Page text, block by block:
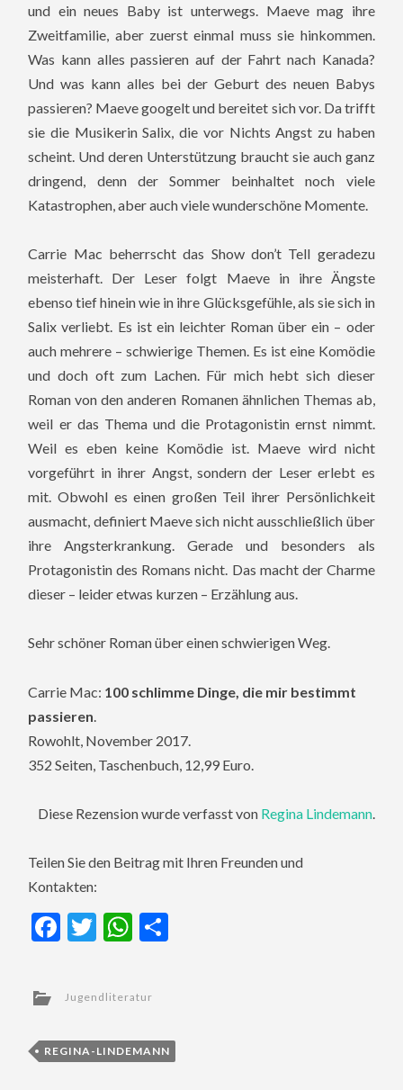
und ein neues Baby ist unterwegs. Maeve mag ihre
Zweitfamilie, aber zuerst einmal muss sie hinkommen.
Was kann alles passieren auf der Fahrt nach Kanada?
Und was kann alles bei der Geburt des neuen Babys
passieren? Maeve googelt und bereitet sich vor. Da trifft
sie die Musikerin Salix, die vor Nichts Angst zu haben
scheint. Und deren Unterstützung braucht sie auch ganz
dringend, denn der Sommer beinhaltet noch viele
Katastrophen, aber auch viele wunderschöne Momente.
Carrie Mac beherrscht das Show don’t Tell geradezu
meisterhaft. Der Leser folgt Maeve in ihre Ängste
ebenso tief hinein wie in ihre Glücksgefühle, als sie sich in
Salix verliebt. Es ist ein leichter Roman über ein – oder
auch mehrere – schwierige Themen. Es ist eine Komödie
und doch oft zum Lachen. Für mich hebt sich dieser
Roman von den anderen Romanen ähnlichen Themas ab,
weil er das Thema und die Protagonistin ernst nimmt.
Weil es eben keine Komödie ist. Maeve wird nicht
vorgeführt in ihrer Angst, sondern der Leser erlebt es
mit. Obwohl es einen großen Teil ihrer Persönlichkeit
ausmacht, definiert Maeve sich nicht ausschließlich über
ihre Angsterkrankung. Gerade und besonders als
Protagonistin des Romans nicht. Das macht der Charme
dieser – leider etwas kurzen – Erzählung aus.
Sehr schöner Roman über einen schwierigen Weg.
Carrie Mac: 100 schlimme Dinge, die mir bestimmt
passieren
Rowohlt, November 2017.
352 Seiten, Taschenbuch, 12,99 Euro.
Diese Rezension wurde verfasst von Regina Lindemann.
Teilen Sie den Beitrag mit Ihren Freunden und
Kontakten:
Facebook
TwitterWhatsApp
Jugendliteratur
REGINA-LINDEMANN